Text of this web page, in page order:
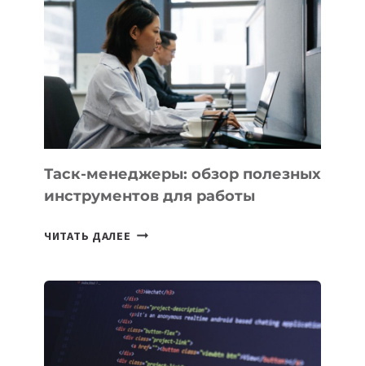
В
CHATGPT
БЕЗЛИМИТНЫМИ
Таск-менеджеры: обзор полезных
инструментов для работы
ЧИТАТЬ ДАЛЕЕ ТАСК-
ПОЛЕЗНЫХ
ИНСТРУМЕНТОВ
ДЛЯ
РАБОТЫ